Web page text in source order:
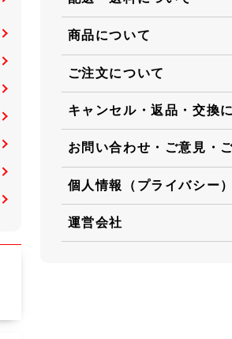
商品について
ご注文について
キャンセル・返品・交換
お問い合わせ・ご意見・
個人情報（プライバシー
運営会社